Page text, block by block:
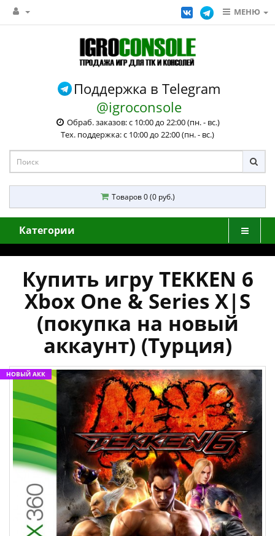
МЕНЮ
Поддержка в Telegram
@igroconsole
Обраб. заказов: с 10:00 до 22:00 (пн. - вс.)
Тех. поддержка: с 10:00 до 22:00 (пн. - вс.)
Товаров 0 (0 руб.)
Категории
Купить игру TEKKEN 6
Xbox One & Series X|S
(покупка на новый
аккаунт) (Турция)
НОВЫЙ АКК